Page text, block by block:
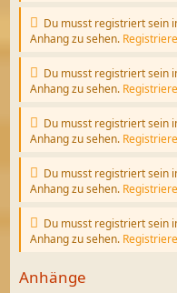
Du musst registriert sein
Anhang zu sehen.
Du musst registriert sein
Anhang zu sehen.
Du musst registriert sein
Anhang zu sehen.
Du musst registriert sein
Anhang zu sehen.
Du musst registriert sein
Anhang zu sehen.
Anhänge